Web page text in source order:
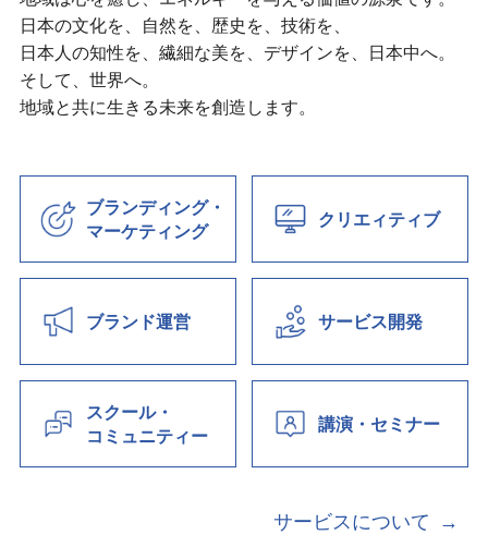
日本の文化を、自然を、歴史を、技術を、
日本人の知性を、繊細な美を、デザインを、日本中へ。
そして、世界へ。
地域と共に生きる未来を創造します。
ブランディング・
マーケティング
クリエィティブ
ブランド運営 サービス開発
スクール・
コミュニティー
講演・セミナー
サービスについて